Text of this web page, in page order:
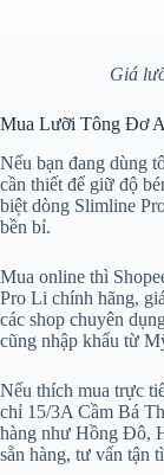
Giá
Mua Lưỡi Tông Đơ
Nếu bạn đang dùng
cần thiết để giữ độ
biệt dòng Slimline
bền bỉ.
Mua online thì
Pro Li chính hãng,
các shop chuyên
cũng nhập khẩu từ
Nếu thích mua trực
chỉ 15/3A Cầm Bá
hàng như Hồng Đô,
sẵn hàng, tư vấn tận